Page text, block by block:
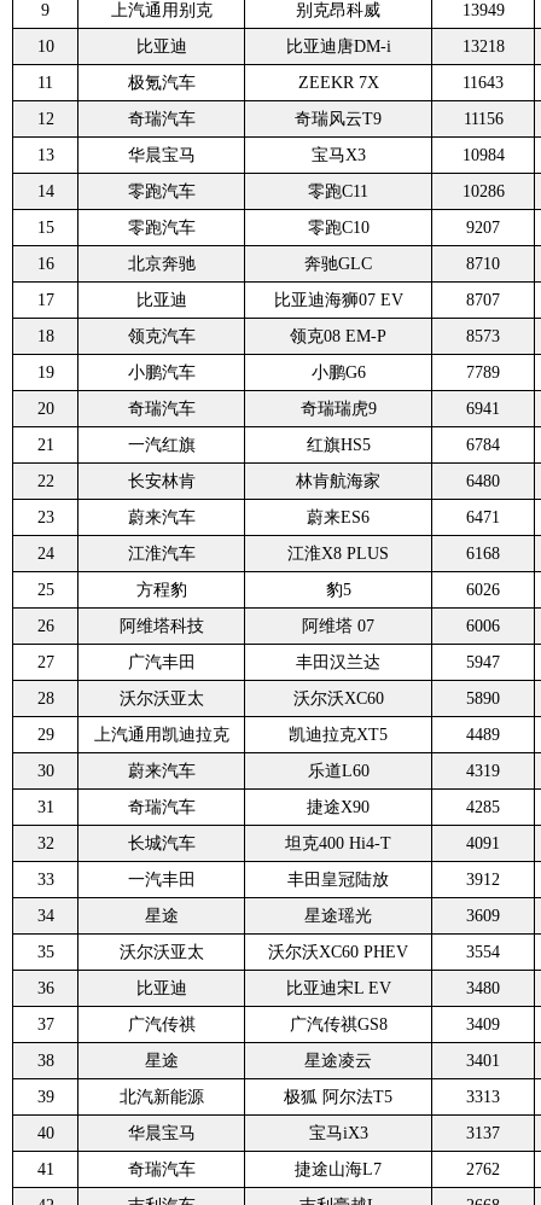
9
上汽通用别克 别克昂科威
13949
10
比亚迪 比亚迪唐DM-i
13218
11
极氪汽车 ZEEKR 7X
11643
12
奇瑞汽车 奇瑞风云T9
11156
13
华晨宝马 宝马X3
10984
14
零跑汽车 零跑C11
10286
15
零跑汽车 零跑C10
9207
16
北京奔驰 奔驰GLC
8710
17
比亚迪 比亚迪海狮07 EV
8707
18
领克汽车 领克08 EM-P
8573
19
小鹏汽车 小鹏G6
7789
20
奇瑞汽车 奇瑞瑞虎9
6941
21
一汽红旗 红旗HS5
6784
22
长安林肯 林肯航海家
6480
23
蔚来汽车 蔚来ES6
6471
24
江淮汽车 江淮X8 PLUS
6168
25
方程豹 豹5
6026
26
阿维塔科技 阿维塔 07
6006
27
广汽丰田 丰田汉兰达
5947
28
沃尔沃亚太 沃尔沃XC60
5890
29
上汽通用凯迪拉克 凯迪拉克XT5
4489
30
蔚来汽车 乐道L60
4319
31
奇瑞汽车 捷途X90
4285
32
长城汽车 坦克400 Hi4-T
4091
33
一汽丰田 丰田皇冠陆放
3912
34
星途 星途瑶光
3609
35
沃尔沃亚太 沃尔沃XC60 PHEV
3554
36
比亚迪 比亚迪宋L EV
3480
37
广汽传祺 广汽传祺GS8
3409
38
星途 星途凌云
3401
39
北汽新能源 极狐 阿尔法T5
3313
40
华晨宝马 宝马iX3
3137
41
奇瑞汽车 捷途山海L7
2762